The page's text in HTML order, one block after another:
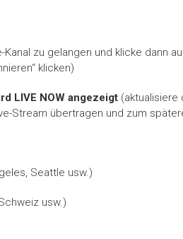
Kanal zu gelangen und klicke dann
klicken)
LIVE NOW angezeigt (aktualisiere
Stream übertragen und zum
Seattle usw.)
usw.)